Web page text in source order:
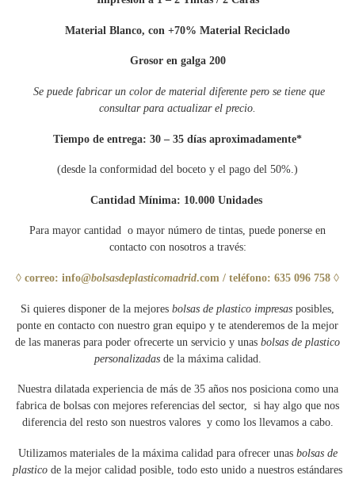
Material Blanco, con +70% Material Reciclado
Grosor en galga 200
Se puede fabricar un color de material diferente pero se tiene que
consultar para actualizar el precio.
Tiempo de entrega: 30 – 35 días aproximadamente*
(desde la conformidad del boceto y el pago del 50%.)
Cantidad Mínima: 10.000 Unidades
Para mayor cantidad o mayor número de tintas, puede ponerse en
contacto con nosotros a través:
◊ correo: info@bolsasdeplasticomadrid.com / teléfono: 635 096 758 ◊
Si quieres disponer de la mejores bolsas de plastico impresas posibles,
ponte en contacto con nuestro gran equipo y te atenderemos de la mejor
de las maneras para poder ofrecerte un servicio y unas bolsas de plastico
personalizadasde la máxima calidad.
Nuestra dilatada experiencia de más de 35 años nos posiciona como una
fabrica de bolsas con mejores referencias del sector, si hay algo que nos
diferencia del resto son nuestros valores y como los llevamos a cabo.
Utilizamos materiales de la máxima calidad para ofrecer unasbolsas de
plastico de la mejor calidad posible, todo esto unido a nuestros estándares